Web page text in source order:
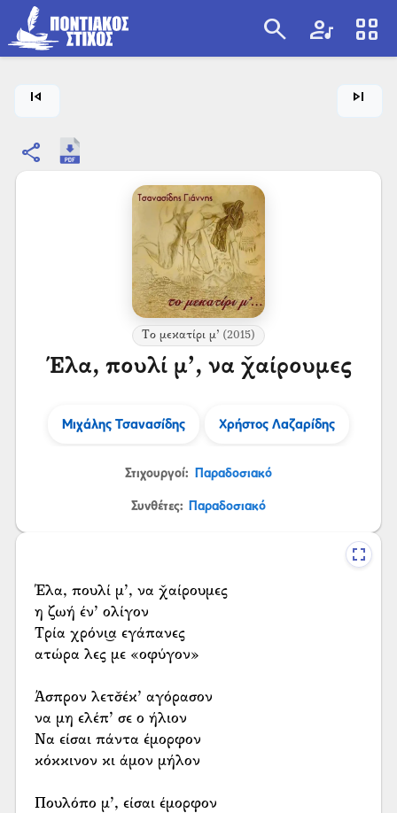
search artist view_cozy
skip_previous skip_next
share
Το μεκατίρι μ’ (2015)
Έλα, πουλί μ’, να χ̌αίρουμες
Μιχάλης Τσανασίδης Χρήστος Λαζαρίδης
Στιχουργοί: Παραδοσιακό
Συνθέτες: Παραδοσιακό
Έλα, πουλί μ’, να χ̌αίρουμες
η ζωή έν’ ολίγον
Τρία χρόνι͜α εγάπανες
ατώρα λες με «οφύγον»
Άσπρον λετσ̌έκ’ αγόρασον
να μη ελέπ’ σε ο ήλιον
Να είσαι πάντα έμορφον
κόκκινον κι άμον μήλον
Πουλόπο μ’, είσαι έμορφον